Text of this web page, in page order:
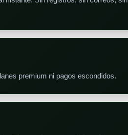
premium ni pagos escondidos.